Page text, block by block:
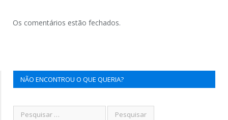
Os comentários estão fechados.
NÃO ENCONTROU O QUE QUERIA?